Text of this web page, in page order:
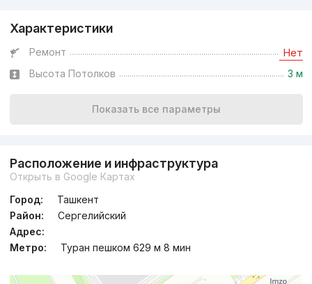
Характеристики
Ремонт Нет
Высота Потолков 3 м
Показать все параметры
Расположение и инфраструктура
Открыть в Google Картах
Город:
Ташкент
Район:
Сергелийский
Адрес:
Метро:
Туран пешком 629 м 8 мин